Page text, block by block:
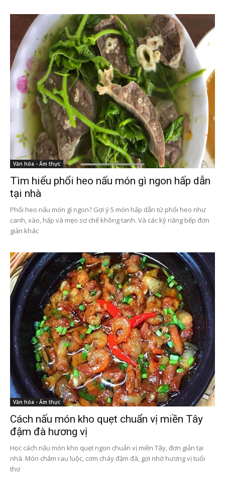
Văn hóa - Ẩm thực
Tìm hiểu phổi heo nấu món gì ngon hấp dẫn
tại nhà
Phổi heo nấu món gì ngon? Gợi ý 5 món hấp dẫn từ phổi heo như
canh, xào, hấp và mẹo sơ chế không tanh. Và các kỹ năng bếp đơn
giản khác
Văn hóa - Ẩm thực
Cách nấu món kho quẹt chuẩn vị miền Tây
đậm đà hương vị
Học cách nấu món kho quẹt ngon chuẩn vị miền Tây, đơn giản tại
nhà. Món chấm rau luộc, cơm cháy đậm đà, gợi nhớ hương vị tuổi
thơ